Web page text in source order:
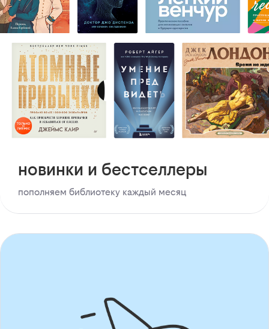
новинки и бестселлеры
пополняем библиотеку каждый месяц